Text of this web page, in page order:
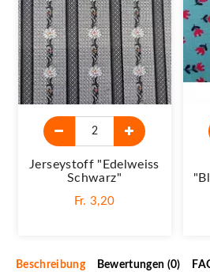
Jerseystoff "Edelweiss
Schwarz"
Fr. 3,20
Beschreibung Bewertungen (0)